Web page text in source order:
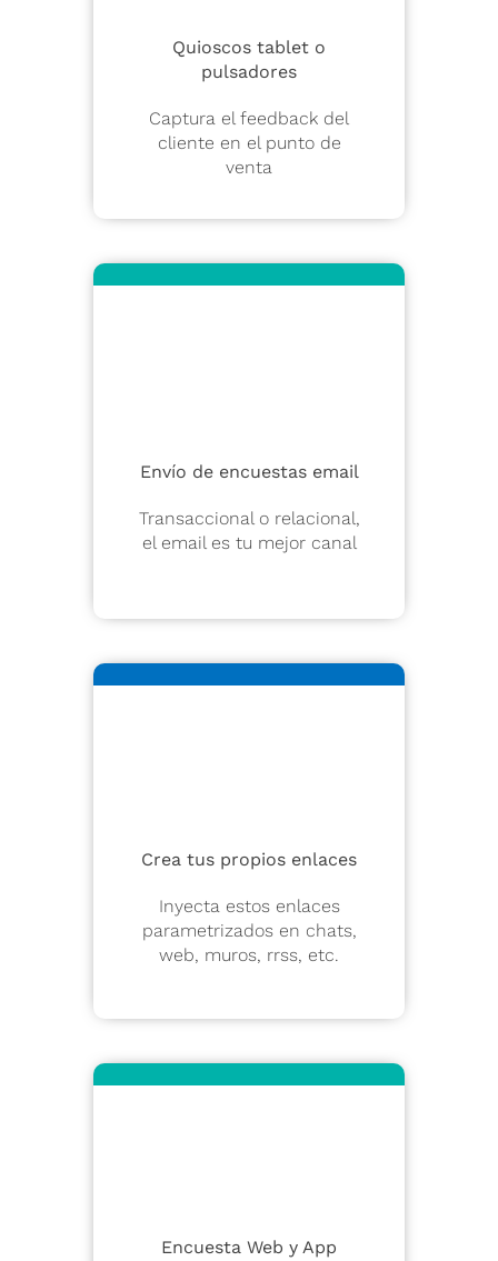
Quioscos tablet o
pulsadores
Captura el feedback del
cliente en el punto de
venta
Envío de encuestas email
Transaccional o relacional,
el email es tu mejor canal
Crea tus propios enlaces
Inyecta estos enlaces
parametrizados en chats,
web, muros, rrss, etc.
Encuesta Web y App